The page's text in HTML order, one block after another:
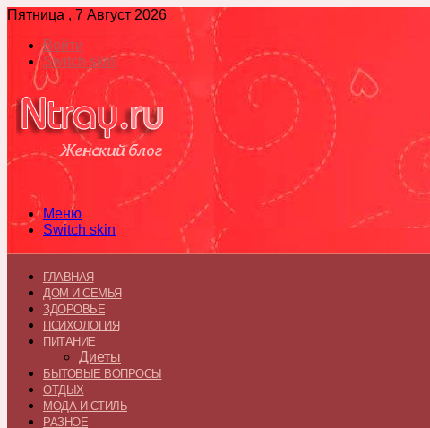
Пятница , 7 Август 2026
Войти
Switch skin
Меню
Switch skin
ГЛАВНАЯ
ДОМ И СЕМЬЯ
ЗДОРОВЬЕ
ПСИХОЛОГИЯ
ПИТАНИЕ
Диеты
БЫТОВЫЕ ВОПРОСЫ
ОТДЫХ
МОДА И СТИЛЬ
РАЗНОЕ